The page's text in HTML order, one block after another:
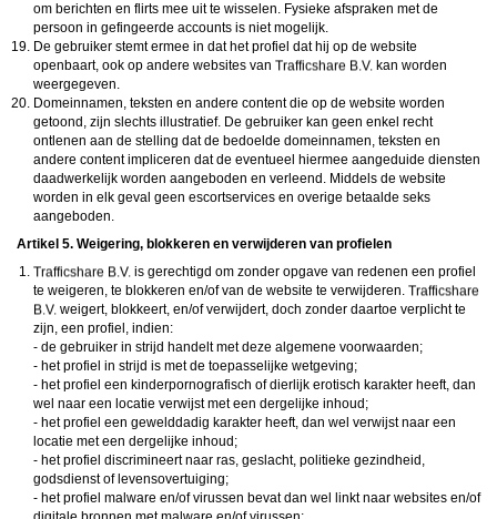
om berichten en flirts mee uit te wisselen. Fysieke afspraken met de
persoon in gefingeerde accounts is niet mogelijk.
De gebruiker stemt ermee in dat het profiel dat hij op de website
openbaart, ook op andere websites van
kan worden
weergegeven.
Domeinnamen, teksten en andere content die op de website worden
getoond, zijn slechts illustratief. De gebruiker kan geen enkel recht
ontlenen aan de stelling dat de bedoelde domeinnamen, teksten en
andere content impliceren dat de eventueel hiermee aangeduide diensten
daadwerkelijk worden aangeboden en verleend. Middels de website
worden in elk geval geen escortservices en overige betaalde seks
aangeboden.
Artikel 5. Weigering, blokkeren en verwijderen van profielen
is gerechtigd om zonder opgave van redenen een profiel
te weigeren, te blokkeren en/of van de website te verwijderen.
weigert, blokkeert, en/of verwijdert, doch zonder daartoe verplicht te
zijn, een profiel, indien:
- de gebruiker in strijd handelt met deze algemene voorwaarden;
- het profiel in strijd is met de toepasselijke wetgeving;
- het profiel een kinderpornografisch of dierlijk erotisch karakter heeft, dan
wel naar een locatie verwijst met een dergelijke inhoud;
- het profiel een gewelddadig karakter heeft, dan wel verwijst naar een
locatie met een dergelijke inhoud;
- het profiel discrimineert naar ras, geslacht, politieke gezindheid,
godsdienst of levensovertuiging;
- het profiel malware en/of virussen bevat dan wel linkt naar websites en/of